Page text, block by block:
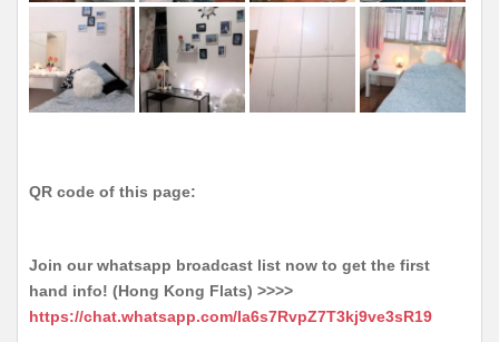
QR code of this page:
Join our whatsapp broadcast list now to get the first
hand info! (Hong Kong Flats) >>>>
https://chat.whatsapp.com/Ia6s7RvpZ7T3kj9ve3sR19